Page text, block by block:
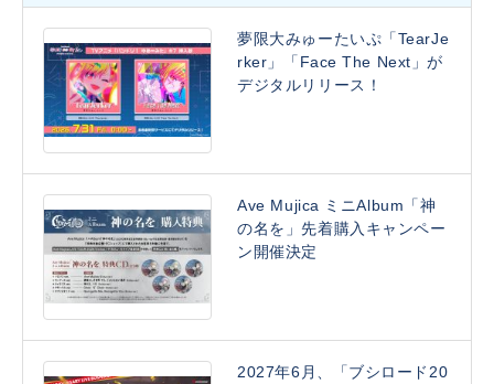
夢限大みゅーたいぷ「TearJe
rker」「Face The Next」が
デジタルリリース！
Ave Mujica ミニAlbum「神
の名を」先着購入キャンペー
ン開催決定
2027年6月、「ブシロード20